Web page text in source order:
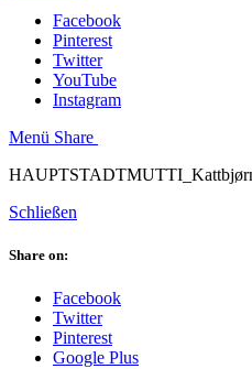
Facebook
Pinterest
Twitter
YouTube
Instagram
Menü Share
Schließen
Share on:
Facebook
Twitter
Pinterest
Google Plus